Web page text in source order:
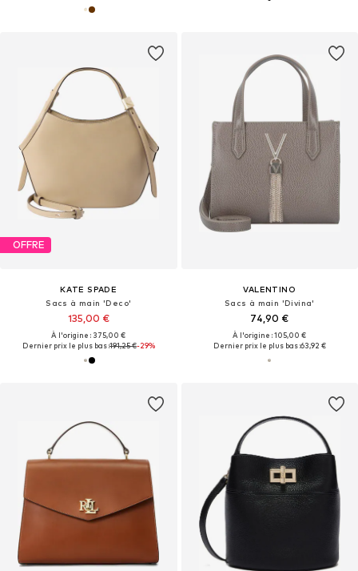
OFFRE
KATE SPADE
Sacs à main 'Deco'
135,00 €
À l'origine : 375,00 €
Dernier prix le plus bas :191,25 €-29%
VALENTINO
Sacs à main 'Divina'
74,90 €
À l'origine : 105,00 €
Dernier prix le plus bas :63,92 €